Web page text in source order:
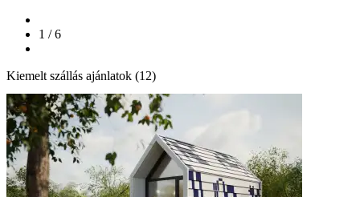
1 / 6
Kiemelt szállás ajánlatok (12)